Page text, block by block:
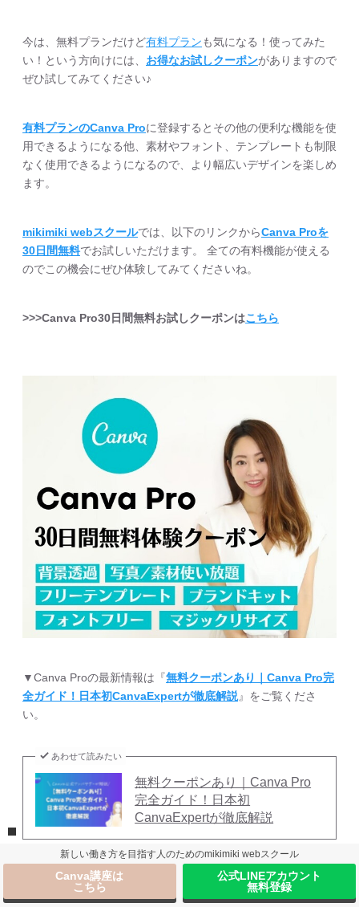
今は、無料プランだけど有料プランも気になる！使ってみた
い！という方向けには、 お得なお試しクーポンがありますので
ぜひ試してみてください♪
有料プランのCanva Proに登録するとその他の便利な機能を使
用できるようになる他、素材やフォント、テンプレートも制限
なく使用できるようになるので、より幅広いデザインを楽しめ
ます。
mikimiki webスクールでは、以下のリンクからCanva Proを
30日間無料でお試しいただけます。 全ての有料機能が使える
のでこの機会にぜひ体験してみてくださいね。
>>>Canva Pro30日間無料お試しクーポンはこちら
▼Canva Proの最新情報は『無料クーポンあり｜Canva Pro完
全ガイド！日本初CanvaExpertが徹底解説』をご覧くださ
い。
あわせて読みたい
無料クーポンあり｜Canva Pro
完全ガイド！日本初
CanvaExpertが徹底解説
ダウンロード
新しい働き方を目指す人のためのmikimiki webスクール
Canva講座は
こちら
公式LINEアカウント
無料登録